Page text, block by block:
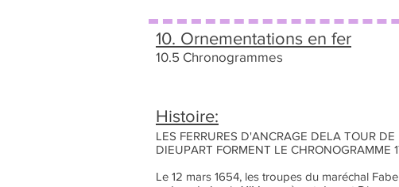
10. Ornementations en fer
10.5 Chronogrammes
Histoire:
LES FERRURES D'ANCRAGE DELA TOUR DE
DIEUPART FORMENT LE CHRONOGRAMME
Le 12 mars 1654, les troupes du maréchal